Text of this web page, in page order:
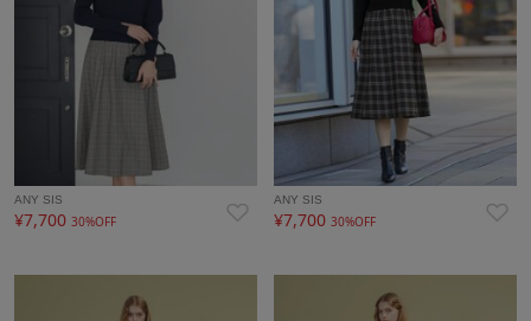
ANY SIS
¥7,700 30%OFF
ANY SIS
¥7,70030%OFF